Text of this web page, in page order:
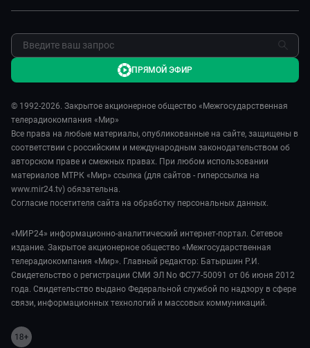
© 1992-2026. Закрытое акционерное общество «Межгосударственная
телерадиокомпания «Мир»
Все права на любые материалы, опубликованные на сайте, защищены в
соответствии с российским и международным законодательством об
авторском праве и смежных правах. При любом использовании
материалов МТРК «Мир» ссылка (для сайтов - гиперссылка на
www.mir24.tv) обязательна.
Согласие посетителя сайта на обработку персональных данных.
«МИР24» информационно-аналитический интернет-портал. Сетевое
издание. Закрытое акционерное общество «Межгосударственная
телерадиокомпания «Мир». Главный редактор: Батыршин Р.И.
Свидетельство о регистрации СМИ ЭЛ No ФС77-50091 от 06 июня 2012
года. Свидетельство выдано Федеральной службой по надзору в сфере
связи, информационных технологий и массовых коммуникаций.
ПРЯМОЙ ЭФИР